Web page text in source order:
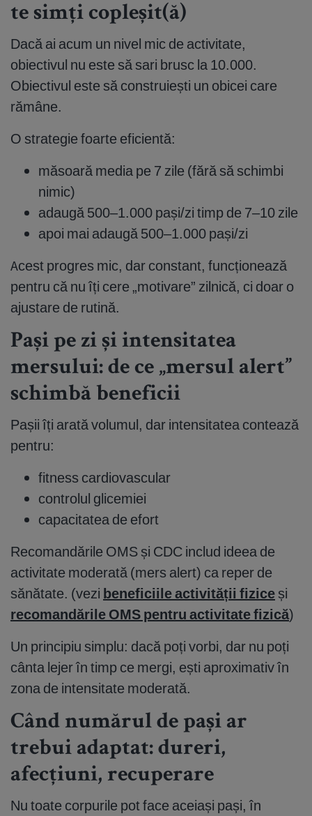
te simți copleșit(ă)
Dacă ai acum un nivel mic de activitate,
obiectivul nu este să sari brusc la 10.000.
Obiectivul este să construiești un obicei care
rămâne.
O strategie foarte eficientă:
măsoară media pe 7 zile (fără să schimbi
nimic)
adaugă 500–1.000 pași/zi timp de 7–10 zile
apoi mai adaugă 500–1.000 pași/zi
Acest progres mic, dar constant, funcționează
pentru că nu îți cere „motivare” zilnică, ci doar o
ajustare de rutină.
Pași pe zi și intensitatea
mersului: de ce „mersul alert”
schimbă beneficii
Pașii îți arată volumul, dar intensitatea contează
pentru:
fitness cardiovascular
controlul glicemiei
capacitatea de efort
Recomandările OMS și CDC includ ideea de
activitate moderată (mers alert) ca reper de
sănătate. (vezi beneficiile activității fizice și
recomandările OMS pentru activitate fizică)
Un principiu simplu: dacă poți vorbi, dar nu poți
cânta lejer în timp ce mergi, ești aproximativ în
zona de intensitate moderată.
Când numărul de pași ar
trebui adaptat: dureri,
afecțiuni, recuperare
Nu toate corpurile pot face aceiași pași, în